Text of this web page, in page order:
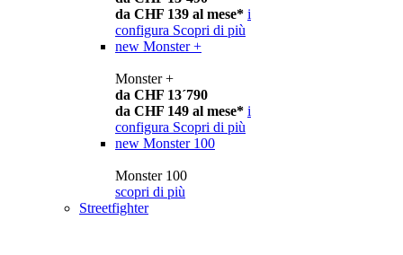
da CHF 139 al mese* i
configura Scopri di più
new Monster +
Monster +
da CHF 13´790
da CHF 149 al mese* i
configura Scopri di più
new Monster 100
Monster 100
scopri di più
Streetfighter